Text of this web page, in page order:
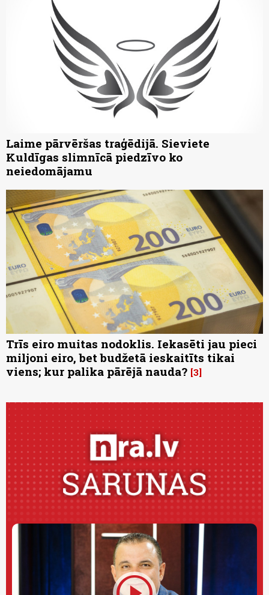
Laime pārvēršas traģēdijā. Sieviete
Kuldīgas slimnīcā piedzīvo ko
neiedomājamu
Trīs eiro muitas nodoklis. Iekasēti jau pieci
miljoni eiro, bet budžetā ieskaitīts tikai
viens; kur palika pārējā nauda? 3